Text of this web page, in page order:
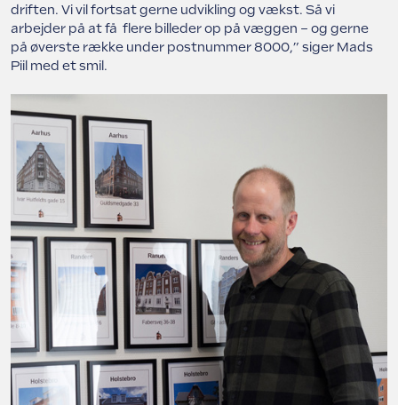
driften. Vi vil fortsat gerne udvikling og vækst. Så vi
arbejder på at få flere billeder op på væggen – og gerne
på øverste række under postnummer 8000,” siger Mads
Piil med et smil.